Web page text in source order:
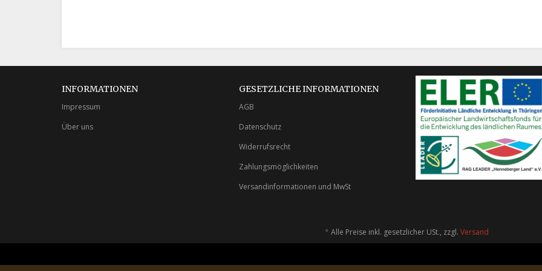
INFORMATIONEN
Impressum
Über uns
GESETZLICHE INFORMATIONEN
AGB
Datenschutz
Widerrufsrecht
Zahlungsmöglichkeiten
Versandinformationen und MwSt
* Alle Preise inkl. gesetzlicher USt., zzgl. Versand